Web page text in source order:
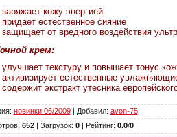
заряжает кожу энергией
придает естественное сияние
защищает от вредного воздействия
крем:
улучшает текстуру и повышает тонус
активизирует естественные
содержит экстракт утесника
: новинки 06/2009| Добавил: avon-75
: 652| Загрузок: 0| Рейтинг: 0.0/0